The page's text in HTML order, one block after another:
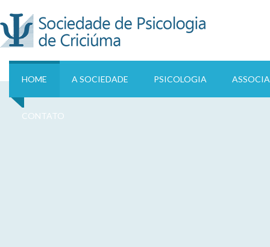
HOME A SOCIEDADE PSICOLOGIA
CONTATO